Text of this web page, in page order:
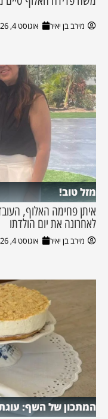
מירב בן יאיר אוגוסט 4, 2026
מזל טוב!
איתן פחימה האלוף,
לאחרונה את יום הולדתו
מירב בן יאיר אוגוסט 4, 2026
המתכון של השף: